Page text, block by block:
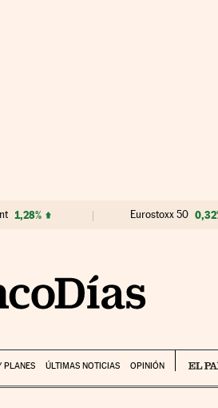
1,28% Eurostoxx 50
PLANES ÚLTIMAS NOTICIAS OPINIÓN